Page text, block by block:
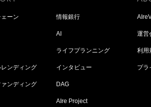
ーン
ンディング
ンディング
情報銀行
AI
ライフプランニング
インタビュー
DAG
AIre Project
運営
利用
プラ